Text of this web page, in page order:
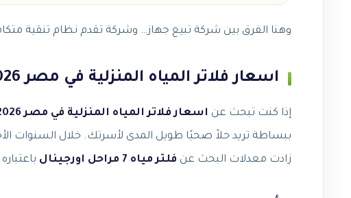
وهنا الفرق بين شركة تبيع جهاز… وشركة تقدم نظام تنقية
اسعار فلاتر المياه المنزلية في مصر 2026 وأفضل فلتر 7 مراحل اورجينال
إذا كنت تبحث عن اسعار فلاتر المياه المنزلية في مصر 2026
زادت معدلات البحث عن فلتر مياه 7 مراحل اورجينال